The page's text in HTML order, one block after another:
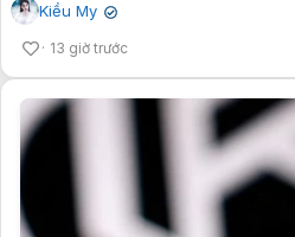
Kiều My ✔
13 giờ trước